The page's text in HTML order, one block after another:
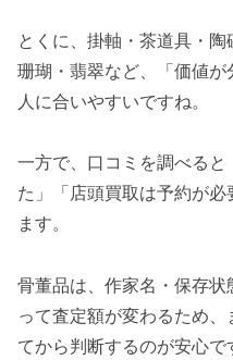
とくに、掛軸・茶道具・
珊瑚・翡翠など、「価値
人に合いやすいですね。
一方で、口コミを調べる
た」「店頭買取は予約が
ます。
骨董品は、作家名・保存
って査定額が変わるため、
てから判断するのが安心で